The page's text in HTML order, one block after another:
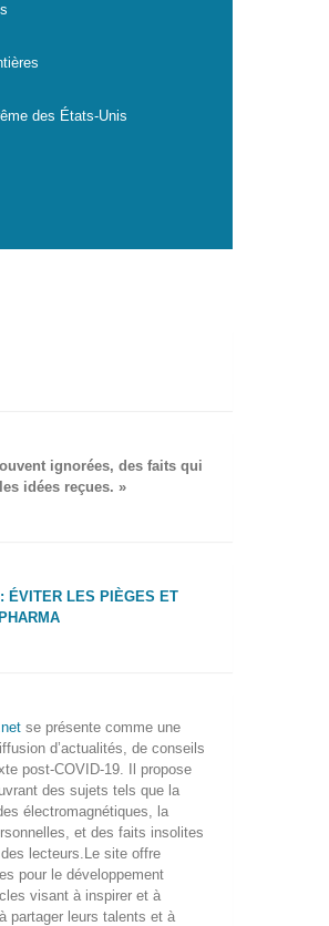
des États-Unis
ignorées, des faits qui
idées reçues. »
ÉVITER LES PIÈGES ET
se présente comme une
d’actualités, de conseils
post-COVID-19. Il propose
des sujets tels que la
électromagnétiques, la
et des faits insolites
lecteurs.Le site offre
pour le développement
visant à inspirer et à
partager leurs talents et à